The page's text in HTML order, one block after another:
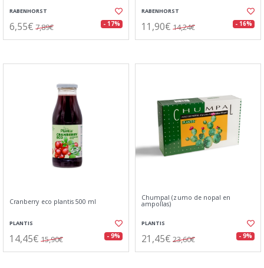
RABENHORST
6,55€ 7,89€ - 17%
RABENHORST
11,90€ 14,24€ - 16%
Cranberry eco plantis 500 ml
PLANTIS
14,45€ 15,90€ - 9%
Chumpal (zumo de nopal en
ampollas)
PLANTIS
21,45€ 23,60€ - 9%